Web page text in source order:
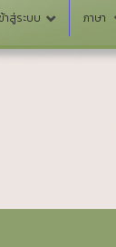
าสู่ระบบ ภาษา